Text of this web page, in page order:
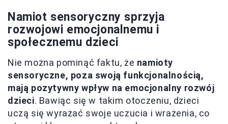
Namiot sensoryczny sprzyja
rozwojowi emocjonalnemu i
społecznemu dzieci
Nie można pominąć faktu, że namioty
sensoryczne, poza swoją funkcjonalnością,
mają pozytywny wpływ na emocjonalny rozwój
dzieci. Bawiąc się w takim otoczeniu, dzieci
uczą się wyrażać swoje uczucia i wrażenia, co